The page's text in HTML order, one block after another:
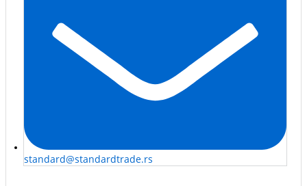
standard@standardtrade.rs